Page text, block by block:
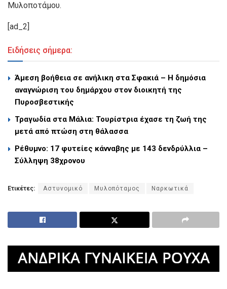
Μυλοποτάμου.
[ad_2]
Ειδήσεις σήμερα:
Άμεση βοήθεια σε ανήλικη στα Σφακιά – Η δημόσια
αναγνώριση του δημάρχου στον διοικητή της
Πυροσβεστικής
Τραγωδία στα Μάλια: Τουρίστρια έχασε τη ζωή της
μετά από πτώση στη θάλασσα
Ρέθυμνο: 17 φυτείες κάνναβης με 143 δενδρύλλια –
Σύλληψη 38χρονου
Ετικέτες: Αστυνομικό Μυλοπόταμος Ναρκωτικά